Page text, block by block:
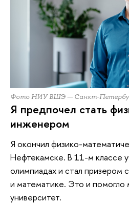
Фото НИУ ВШЭ — Санкт-
Я предпочел стать
инженером
Я окончил физико-
Нефтекамске. В 11-м классе
олимпиадах и стал призером
и математике. Это и помогло
университет.